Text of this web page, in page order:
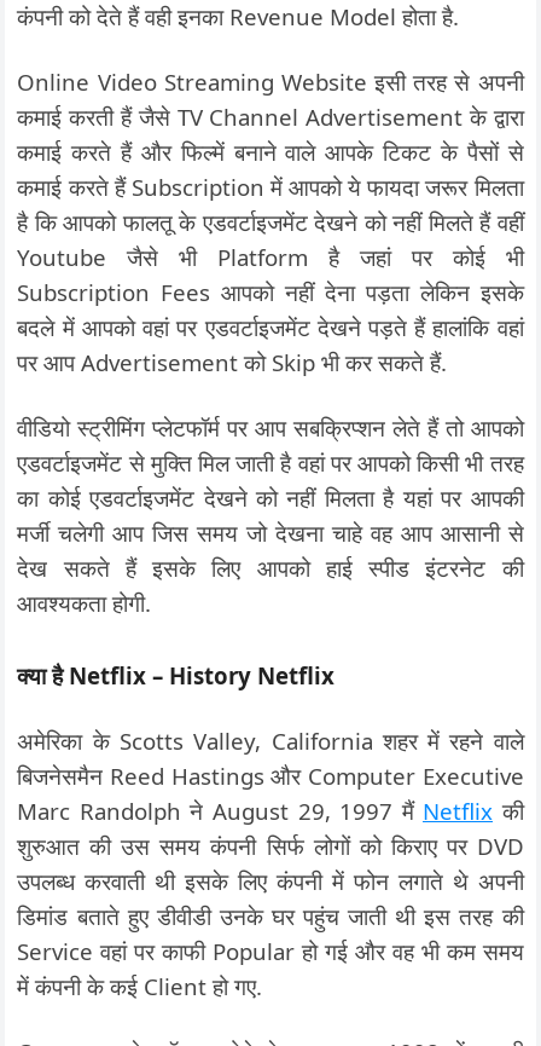
कंपनी को देते हैं वही इनका Revenue Model होता है.
Online Video Streaming Website इसी तरह से अपनी
कमाई करती हैं जैसे TV Channel Advertisement के द्वारा
कमाई करते हैं और फिल्में बनाने वाले आपके टिकट के पैसों से
कमाई करते हैं Subscription में आपको ये फायदा जरूर मिलता
है कि आपको फालतू के एडवर्टाइजमेंट देखने को नहीं मिलते हैं वहीं
Youtube जैसे भी Platform है जहां पर कोई भी
Subscription Fees आपको नहीं देना पड़ता लेकिन इसके
बदले में आपको वहां पर एडवर्टाइजमेंट देखने पड़ते हैं हालांकि वहां
पर आप Advertisement को Skip भी कर सकते हैं.
वीडियो स्ट्रीमिंग प्लेटफॉर्म पर आप सबक्रिप्शन लेते हैं तो आपको
एडवर्टाइजमेंट से मुक्ति मिल जाती है वहां पर आपको किसी भी तरह
का कोई एडवर्टाइजमेंट देखने को नहीं मिलता है यहां पर आपकी
मर्जी चलेगी आप जिस समय जो देखना चाहे वह आप आसानी से
देख सकते हैं इसके लिए आपको हाई स्पीड इंटरनेट की
आवश्यकता होगी.
क्या है Netflix – History Netflix
अमेरिका के Scotts Valley, California शहर में रहने वाले
बिजनेसमैन Reed Hastings और Computer Executive
Marc Randolph ने August 29, 1997 मैं Netflix की
शुरुआत की उस समय कंपनी सिर्फ लोगों को किराए पर DVD
उपलब्ध करवाती थी इसके लिए कंपनी में फोन लगाते थे अपनी
डिमांड बताते हुए डीवीडी उनके घर पहुंच जाती थी इस तरह की
Service वहां पर काफी Popular हो गई और वह भी कम समय
में कंपनी के कई Client हो गए.